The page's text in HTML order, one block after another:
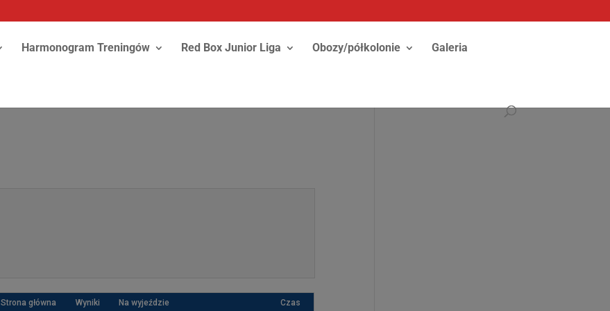
Harmonogram Treningów Red Box Junior Liga Obozy/półkolonie Galeria
Strona główna Wyniki Na wyjeździe Czas